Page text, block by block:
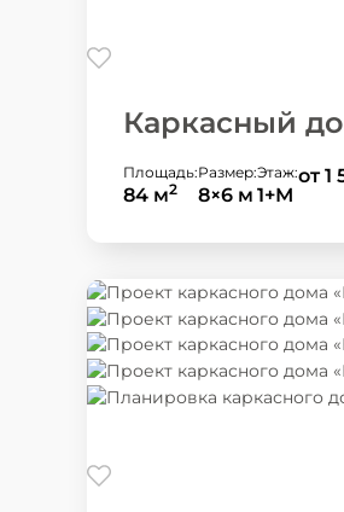
Каркасный
Площадь:
84 м2
Размер:
8×6 м
Этаж:
1+М
от 1